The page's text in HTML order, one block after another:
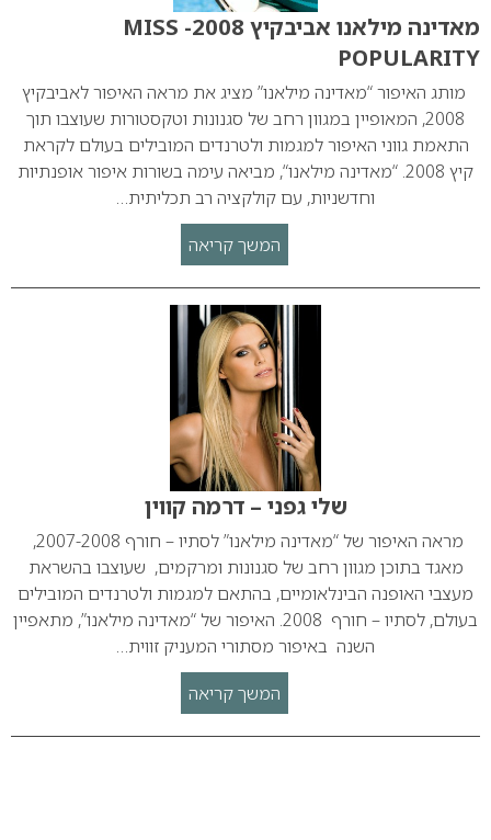
מאדינה מילאנו אביבקיץ 2008- MISS
POPULARITY
מותג האיפור “מאדינה מילאנו” מציג את מראה האיפור לאביבקיץ
2008, המאופיין במגוון רחב של סגנונות וטקסטורות שעוצבו תוך
התאמת גווני האיפור למגמות ולטרנדים המובילים בעולם לקראת
קיץ 2008. “מאדינה מילאנו“, מביאה עימה בשורות איפור אופנתיות
וחדשניות, עם קולקציה רב תכליתית…
המשך קריאה
שלי גפני – דרמה קווין
מראה האיפור של “מאדינה מילאנו” לסתיו – חורף 2007-2008,
מאגד בתוכן מגוון רחב של סגנונות ומרקמים, שעוצבו בהשראת
מעצבי האופנה הבינלאומיים, בהתאם למגמות ולטרנדים המובילים
בעולם, לסתיו – חורף 2008. האיפור של “מאדינה מילאנו”, מתאפיין
השנה באיפור מסתורי המעניק זווית…
המשך קריאה